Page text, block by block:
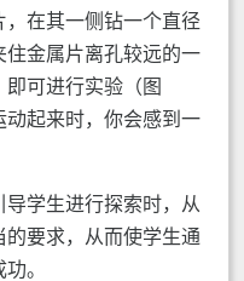
在其一侧钻一个直径
住金属片离孔较远的一
可进行实验（图
动起来时，你会感到一
学生进行探索时，从
要求，从而使学生通
。